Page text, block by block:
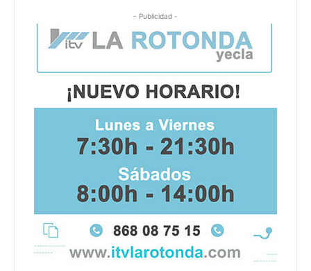
- Publicidad -